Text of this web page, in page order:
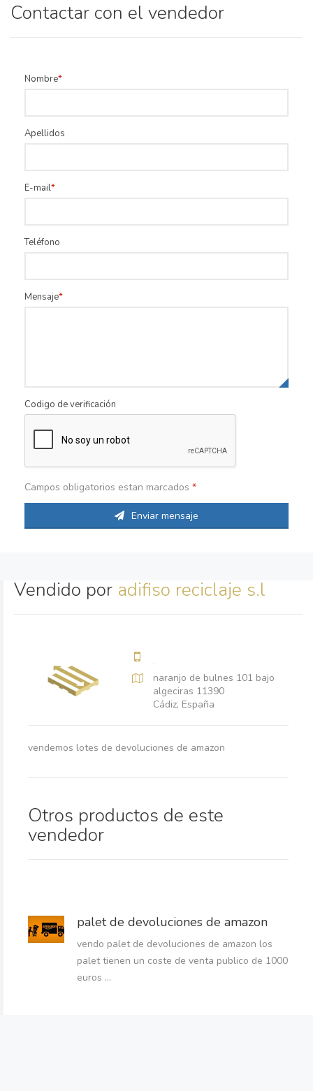
Contactar con el vendedor
Nombre
Apellidos
E-mail
Teléfono
Mensaje
Codigo de verificación
Campos obligatorios estan marcados *
Enviar mensaje
Vendido por adifiso reciclaje s.l
naranjo de bulnes 101 bajo
algeciras 11390
Cádiz, España
vendemos lotes de devoluciones de amazon
Otros productos de este
vendedor
palet de devoluciones de amazon
vendo palet de devoluciones de amazon los
palet tienen un coste de venta publico de 1000
euros ...